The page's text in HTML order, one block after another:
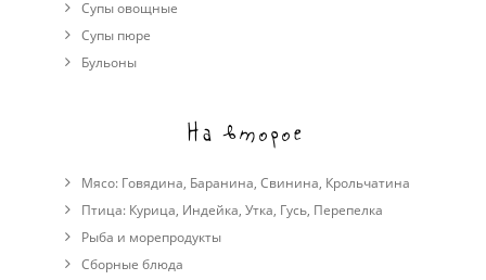
Супы овощные
Cупы пюре
Бульоны
На второе
Мясо: Говядина, Баранина, Свинина, Крольчатина
Птица: Курица, Индейка, Утка, Гусь, Перепелка
Рыба и морепродукты
Сборные блюда